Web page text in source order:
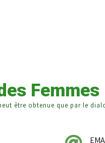
être obtenue que par le